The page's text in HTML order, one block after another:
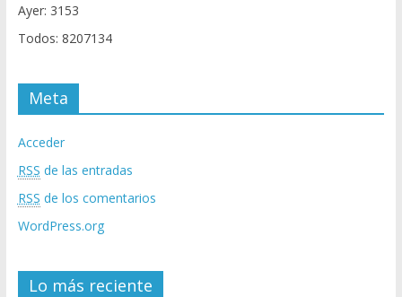
Ayer: 3153
Todos: 8207134
Meta
Acceder
RSS de las entradas
RSS de los comentarios
WordPress.org
Lo más reciente